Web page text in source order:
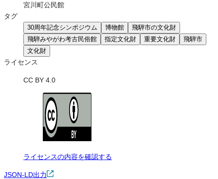
宮川町公民館
タグ
30周年記念シンポジウム 博物館
飛騨市の文化財
飛騨みやがわ考古民俗館
指定文化財 重要文化財
飛騨市
文化財
ライセンス
CC BY 4.0
ライセンスの内容を確認する
JSON-LD出力